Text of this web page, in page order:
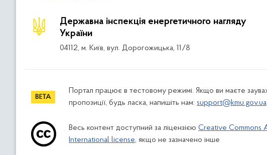
Державна інспекція енергетичного нагляду
України
04112, м. Київ, вул. Дорогожицька, 11/8
Портал працює в тестовому режимі. Якщо ви маєте
пропозиції, будь ласка, напишіть нам: support@kmu.gov.ua
Весь контент доступний за ліцензією Creative Commons
International license, якщо не зазначено інше